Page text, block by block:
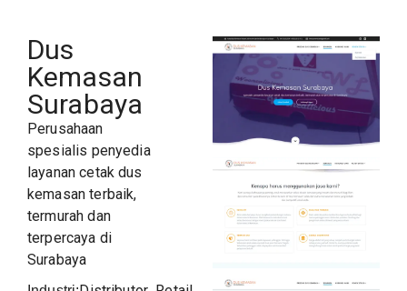
Dus
Kemasan
Surabaya
Perusahaan
spesialis penyedia
layanan cetakdus
kemasan terbaik,
termurah dan
terpercaya di
Surabaya